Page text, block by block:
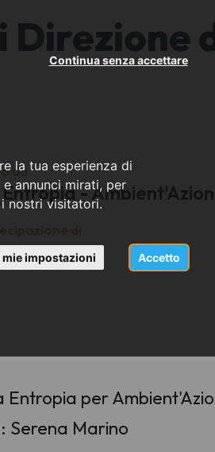
la tua esperienza di
annunci mirati, per
nostri visitatori.
Accetto
Continua senza accettare
mie impostazioni
da
-
per
Serena Marino